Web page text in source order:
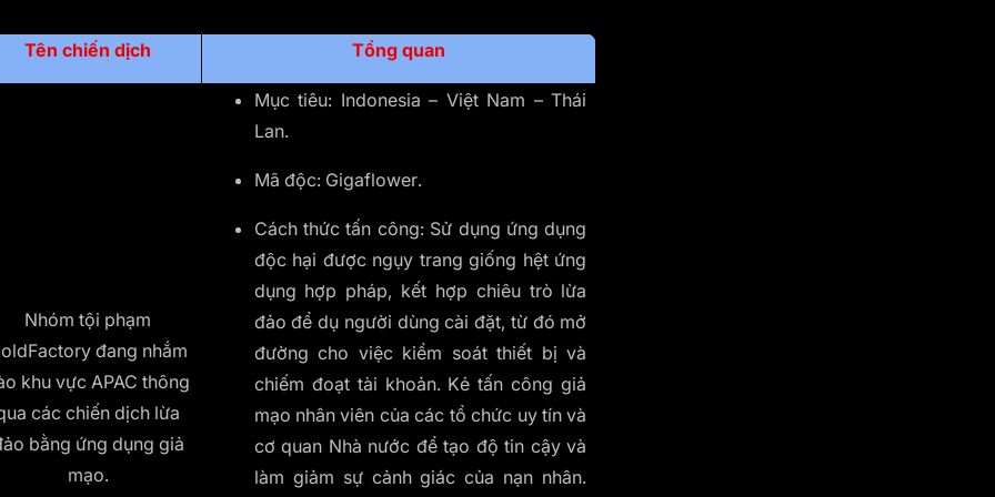
Tên chiến dịch Tổng quan
Nhóm tội phạm
đang nhắm
khu vực APAC thông
các chiến dịch lừa
bằng ứng dụng giả
mạo.
Mục tiêu: Indonesia – Việt Nam – Thái
Lan.
Mã độc: Gigaflower.
Cách thức tấn công: Sử dụng ứng dụng
độc hại được ngụy trang giống hệt ứng
dụng hợp pháp, kết hợp chiêu trò lừa
đảo để dụ người dùng cài đặt, từ đó mở
đường cho việc kiểm soát thiết bị và
chiếm đoạt tài khoản. Kẻ tấn công giả
mạo nhân viên của các tổ chức uy tín và
cơ quan Nhà nước để tạo độ tin cậy và
làm giảm sự cảnh giác của nạn nhân.